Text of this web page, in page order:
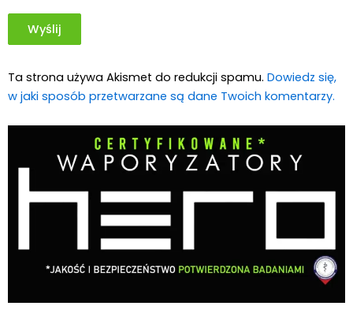
Ta strona używa Akismet do redukcji spamu. Dowiedz się,
w jaki sposób przetwarzane są dane Twoich komentarzy.